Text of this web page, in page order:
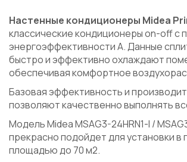
Настенные кондиционеры Midea
классические кондиционеры on-off с
энергоэффективности А. Данные
быстро и эффективно охлаждают
обеспечивая комфортное
Базовая эффективность и
позволяют качественно выполнять
Модель Midea MSAG3-24HRN1-I /
прекрасно подойдет для установки
площадью до 70 м2.